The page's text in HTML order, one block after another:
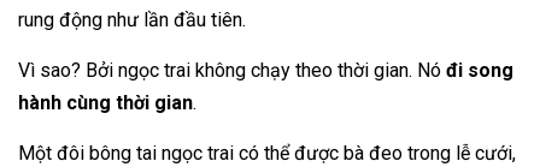
rung động như lần đầu tiên.
Vì sao? Bởi ngọc trai không chạy theo thời gian. Nó đi song
hành cùng thời gian.
Một đôi bông tai ngọc trai có thể được bà đeo trong lễ cưới,